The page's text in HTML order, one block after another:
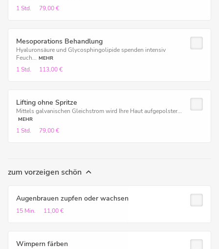
1 Std. 79,00 €
Mesoporations Behandlung
Hyaluronsäure und Glycosphingolipide spenden intensiv
Feuch... MEHR
1 Std. 113,00 €
Lifting ohne Spritze
Mittels galvanischen Gleichstrom wird Ihre Haut aufgepolster...
MEHR
1 Std. 79,00 €
zum vorzeigen schön
Augenbrauen zupfen oder wachsen
15 Min. 11,00 €
Wimpern färben